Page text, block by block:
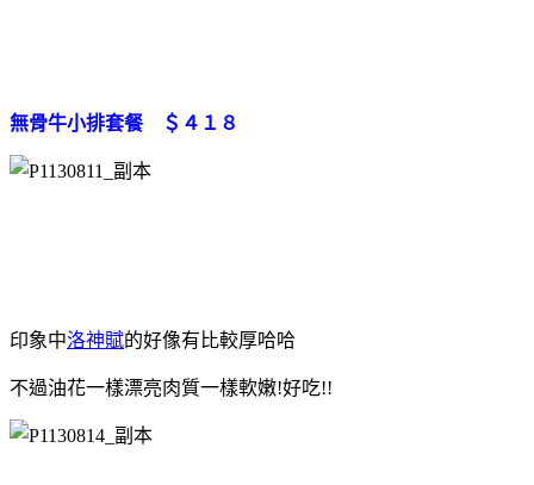
無骨牛小排套餐 ＄４１８
印象中洛神賦的好像有比較厚哈哈
不過油花一樣漂亮肉質一樣軟嫩!好吃!!